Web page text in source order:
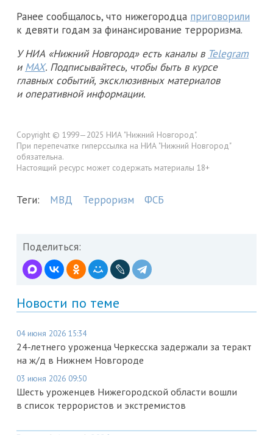
Ранее сообщалось, что нижегородца приговорили
к девяти годам за финансирование терроризма.
У НИА «Нижний Новгород» есть каналы в Telegram
и MAX. Подписывайтесь, чтобы быть в курсе
главных событий, эксклюзивных материалов
и оперативной информации.
Copyright © 1999—2025 НИА "Нижний Новгород".
При перепечатке гиперссылка на НИА "Нижний Новгород"
обязательна.
Настоящий ресурс может содержать материалы 18+
Теги: МВД Терроризм ФСБ
Поделиться:
Новости по теме
04 июня 2026 15:34
24-летнего уроженца Черкесска задержали за теракт
на ж/д в Нижнем Новгороде
03 июня 2026 09:50
Шесть уроженцев Нижегородской области вошли
в список террористов и экстремистов